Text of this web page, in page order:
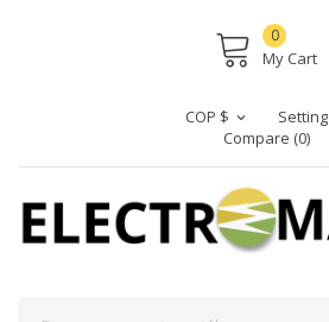
0
My Cart
COP $ expand_more Setting
Compare (0)